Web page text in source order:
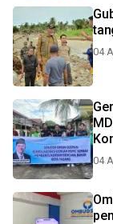
04
04